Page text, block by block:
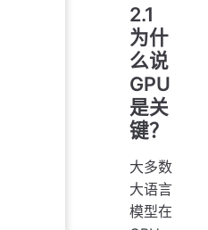
2.1
为什
么说
GPU
是关
键？
大多数
大语言
模型在